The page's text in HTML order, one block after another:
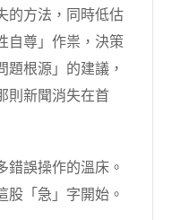
的方法，同時低估
自尊」作祟，決策
根源」的建議，
則新聞消失在首
錯誤操作的溫床。
股「急」字開始。